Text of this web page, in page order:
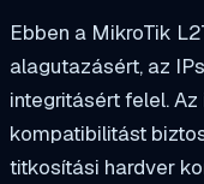
Ebben a MikroTik
alagutazásért, az
integritásért felel.
kompatibilitást
titkosítási hardver